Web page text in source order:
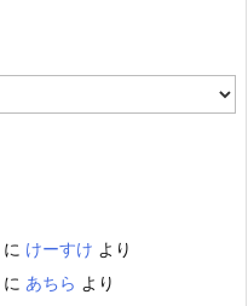
に けーすけ より
に あちら より